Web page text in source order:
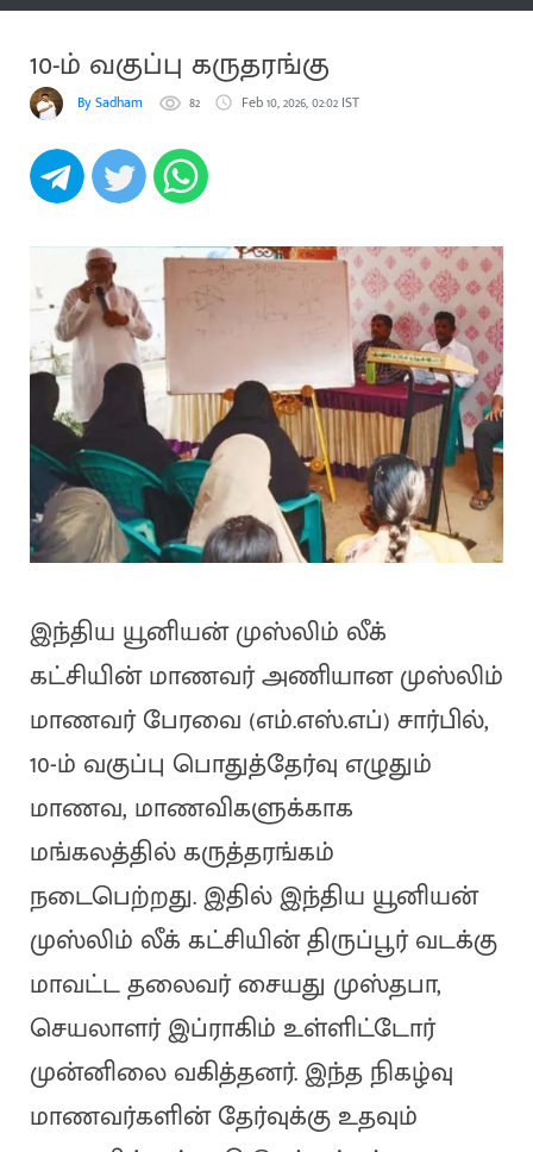
10-ம் வகுப்பு கருதரங்கு
By Sadham 82 Feb 10, 2026, 02:02 IST
இந்திய யூனியன் முஸ்லிம் லீக்
கட்சியின் மாணவர் அணியான முஸ்லிம்
மாணவர் பேரவை (எம்.எஸ்.எப்) சார்பில்,
10-ம் வகுப்பு பொதுத்தேர்வு எழுதும்
மாணவ, மாணவிகளுக்காக
மங்கலத்தில் கருத்தரங்கம்
நடைபெற்றது. இதில் இந்திய யூனியன்
முஸ்லிம் லீக் கட்சியின் திருப்பூர் வடக்கு
மாவட்ட தலைவர் சையது முஸ்தபா,
செயலாளர் இப்ராகிம் உள்ளிட்டோர்
முன்னிலை வகித்தனர். இந்த நிகழ்வு
மாணவர்களின் தேர்வுக்கு உதவும்